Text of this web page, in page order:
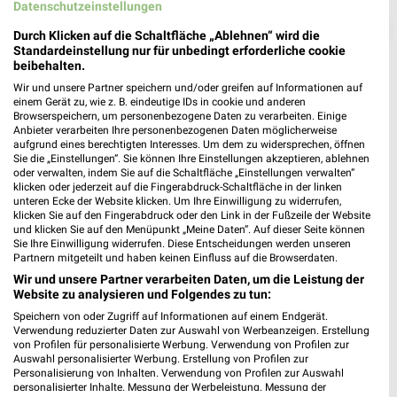
NKD Prospekt für Braunschweig ab Mo.
den 03.08.
Herbstliche Deko-Woche
Gültig von 03. Aug. bis 01. Sep.
📅 Kalendereintrag erstellen
PROSPEKT BLÄTTERN
Datenschutzeinstellungen
Durch Klicken auf die Schaltfläche „Ablehnen“ wird die
Standardeinstellung nur für unbedingt erforderliche cookie
beibehalten.
Wir und unsere Partner speichern und/oder greifen auf Informationen auf
einem Gerät zu, wie z. B. eindeutige IDs in cookie und anderen
Browserspeichern, um personenbezogene Daten zu verarbeiten. Einige
Anbieter verarbeiten Ihre personenbezogenen Daten möglicherweise
aufgrund eines berechtigten Interesses. Um dem zu widersprechen, öffnen
Sie die „Einstellungen“. Sie können Ihre Einstellungen akzeptieren, ablehnen
oder verwalten, indem Sie auf die Schaltfläche „Einstellungen verwalten“
klicken oder jederzeit auf die Fingerabdruck-Schaltfläche in der linken
unteren Ecke der Website klicken. Um Ihre Einwilligung zu widerrufen,
klicken Sie auf den Fingerabdruck oder den Link in der Fußzeile der Website
und klicken Sie auf den Menüpunkt „Meine Daten“. Auf dieser Seite können
Sie Ihre Einwilligung widerrufen. Diese Entscheidungen werden unseren
Partnern mitgeteilt und haben keinen Einfluss auf die Browserdaten.
Wir und unsere Partner verarbeiten Daten, um die Leistung der
Website zu analysieren und Folgendes zu tun:
Speichern von oder Zugriff auf Informationen auf einem Endgerät.
Verwendung reduzierter Daten zur Auswahl von Werbeanzeigen. Erstellung
von Profilen für personalisierte Werbung. Verwendung von Profilen zur
Auswahl personalisierter Werbung. Erstellung von Profilen zur
Personalisierung von Inhalten. Verwendung von Profilen zur Auswahl
personalisierter Inhalte. Messung der Werbeleistung. Messung der